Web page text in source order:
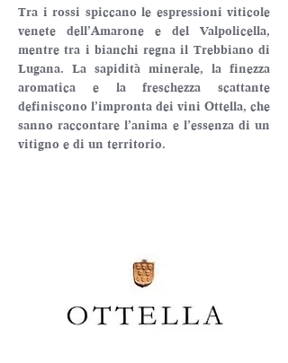
Tra i rossi spiccano le espressioni viticole
venete dell’Amarone e del Valpolicella,
mentre tra i bianchi regna il Trebbiano di
Lugana. La sapidità minerale, la finezza
aromatica e la freschezza scattante
definiscono l’impronta dei vini Ottella, che
sanno raccontare l’anima e l’essenza di un
vitigno e di un territorio.